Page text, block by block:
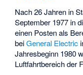
Nach 26 Jahren in
September 1977 in
einen Posten als
beiGeneral Electric
Jahresbeginn 1980
Luftfahrtbereich der